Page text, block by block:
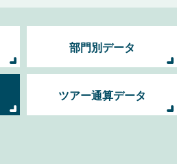
部門別データ
ツアー通算データ